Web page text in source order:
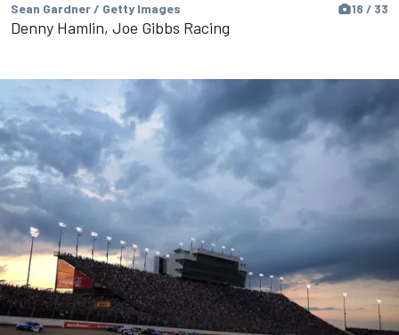
Sean Gardner / Getty Images 18 / 33
Denny Hamlin, Joe Gibbs Racing